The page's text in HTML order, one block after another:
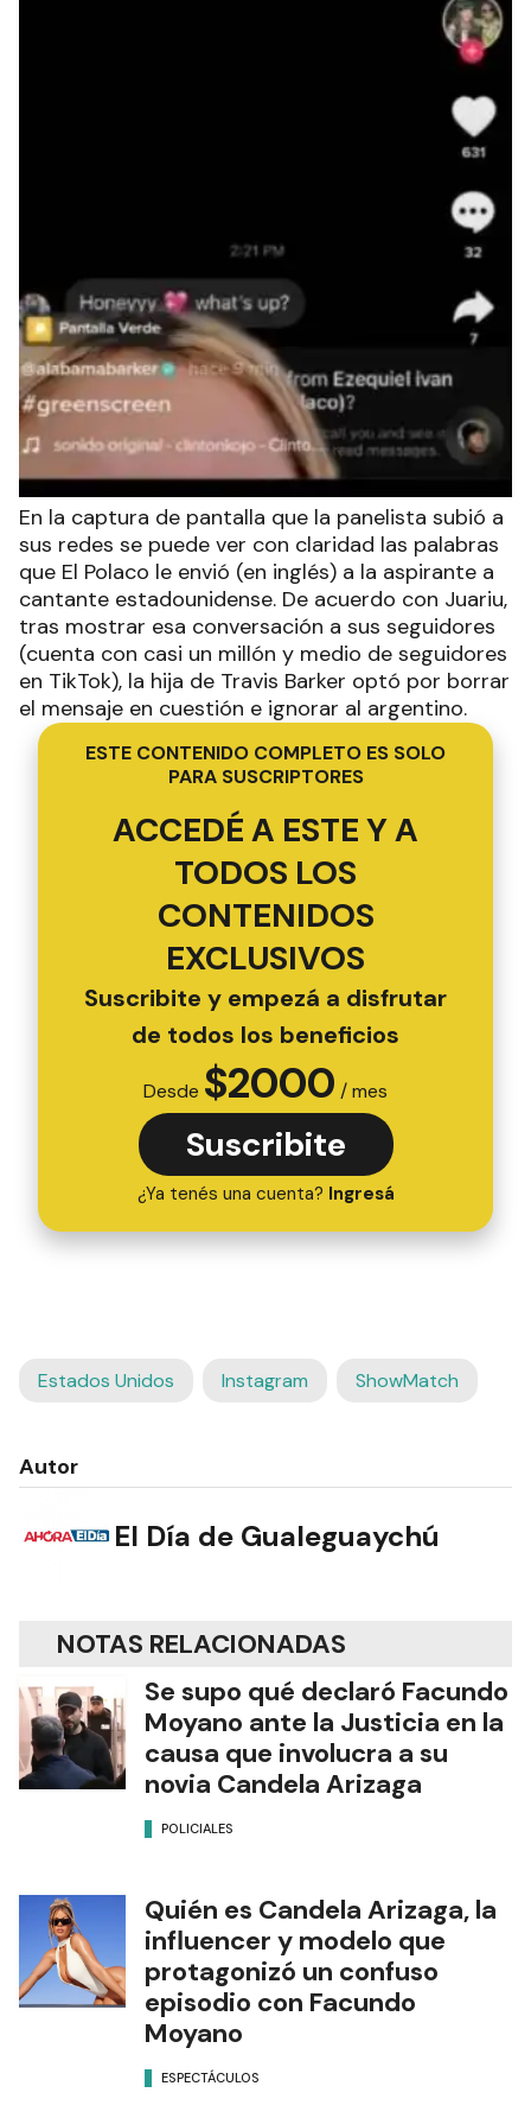
En la captura de pantalla que la panelista subió a
sus redes se puede ver con claridad las palabras
que El Polaco le envió (en inglés) a la aspirante a
cantante estadounidense. De acuerdo con Juariu,
tras mostrar esa conversación a sus seguidores
(cuenta con casi un millón y medio de seguidores
en TikTok), la hija de Travis Barker optó por borrar
el mensaje en cuestión e ignorar al argentino.
ESTE CONTENIDO COMPLETO ES SOLO
PARA SUSCRIPTORES
ACCEDÉ A ESTE Y A
TODOS LOS
CONTENIDOS
EXCLUSIVOS
Suscribite y empezá a disfrutar
de todos los beneficios
Desde $2000 / mes
Suscribite
¿Ya tenés una cuenta? Ingresá
Estados Unidos Instagram ShowMatch
Autor
El Día de Gualeguaychú
NOTAS RELACIONADAS
Se supo qué declaró Facundo
Moyano ante la Justicia en la
causa que involucra a su
novia Candela Arizaga
POLICIALES
Quién es Candela Arizaga, la
influencer y modelo que
protagonizó un confuso
episodio con Facundo
Moyano
ESPECTÁCULOS